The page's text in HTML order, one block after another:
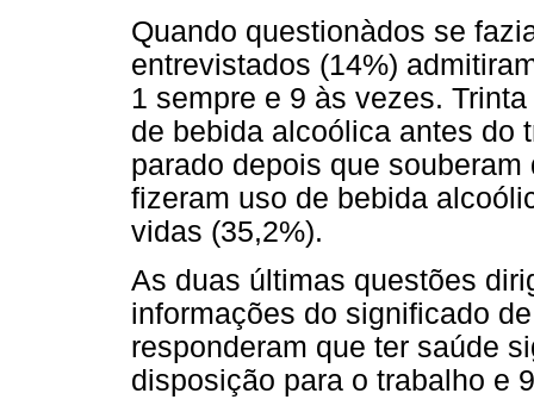
Quando questionàdos se
entrevistados (14%)
1 sempre e 9 às vezes.
de bebida alcoólica antes do
parado depois que
fizeram uso de bebida
vidas (35,2%).
As duas últimas questões
informações do significado
responderam que ter saúde
disposição para o trabalho e